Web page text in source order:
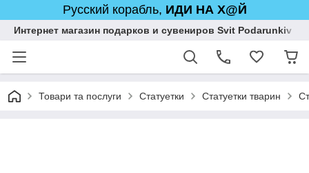
Русский корабль, ИДИ НА Х@Й
Интернет магазин подарков и сувениров Svit Podarunkiv
Товари та послуги Статуетки Статуетки тварин